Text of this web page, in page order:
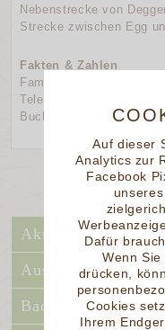
Nebenstrecke von
Strecke zwischen Egg
Fakten & Zahlen
Fam. Gstettenbauer
Telefon: 09905-248 ·
Buchet 2 · 94505
Aktivurlaub
Ausflugstipps
Baden und Kur
Auf dieser
Analytics zur
Facebook
Dafür
Wenn Sie
drücken,
Cookies
Ihrem